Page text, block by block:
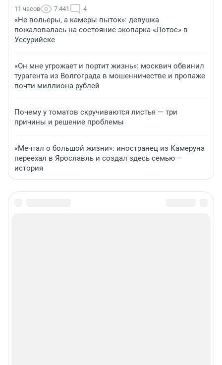
11 часов 7 441 4
«Не вольеры, а камеры пыток»: девушка
пожаловалась на состояние экопарка «Лотос» в
Уссурийске
«Он мне угрожает и портит жизнь»: москвич обвинил
турагента из Волгограда в мошенничестве и пропаже
почти миллиона рублей
Почему у томатов скручиваются листья — три
причины и решение проблемы
«Мечтал о большой жизни»: иностранец из Камеруна
переехал в Ярославль и создал здесь семью —
история